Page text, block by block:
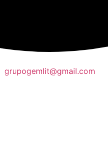
grupogemlit@gmail.com